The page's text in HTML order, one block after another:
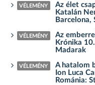
VÉLEMÉNY
Az élet
Katalán
Barcelona,
VÉLEMÉNY
Az
Krónika
Madarak
VÉLEMÉNY
A hatalom
Ion Luca
Románia: